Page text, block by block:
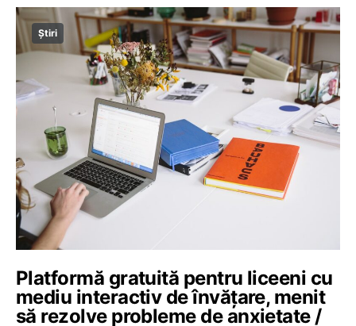
Știri
Platformă gratuită pentru liceeni cu
mediu interactiv de învățare, menit
să rezolve probleme de anxietate /